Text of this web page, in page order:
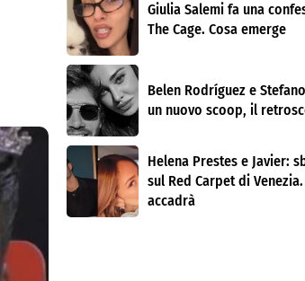
Giulia Salemi fa una
The Cage. Cosa emerge
Belen Rodríguez e
un nuovo scoop, il
Helena Prestes e Javier:
sul Red Carpet di
accadrà